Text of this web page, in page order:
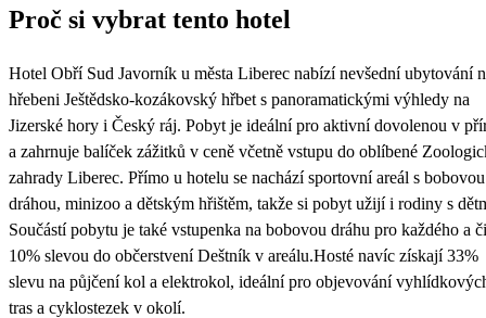
26 27 28 29
Proč si vybrat tento hotel
Hotel Obří Sud Javorník u města Liberec nabízí nevšední ubytování
hřebeni Ještědsko-kozákovský hřbet s panoramatickými výhledy na
Jizerské hory i Český ráj. Pobyt je ideální pro aktivní dovolenou v
a zahrnuje balíček zážitků v ceně včetně vstupu do oblíbené
zahrady Liberec. Přímo u hotelu se nachází sportovní areál s bobovou
dráhou, minizoo a dětským hřištěm, takže si pobyt užijí i rodiny s
Součástí pobytu je také vstupenka na bobovou dráhu pro každého a
10% slevou do občerstvení Deštník v areálu.Hosté navíc získají 33%
slevu na půjčení kol a elektrokol, ideální pro objevování
tras a cyklostezek v okolí.